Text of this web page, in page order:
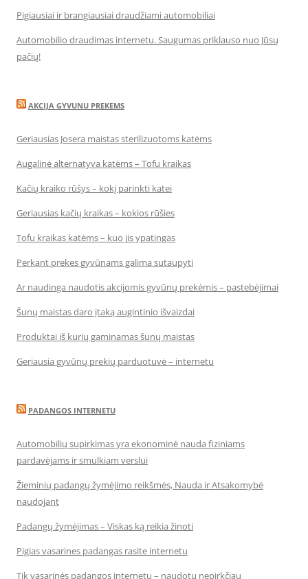
Pigiausiai ir brangiausiai draudžiami automobiliai
Automobilio draudimas internetu. Saugumas priklauso nuo Jūsų
pačių!
AKCIJA GYVUNU PREKEMS
Geriausias Josera maistas sterilizuotoms katėms
Augalinė alternatyva katėms – Tofu kraikas
Kačių kraiko rūšys – kokį parinkti katei
Geriausias kačių kraikas – kokios rūšies
Tofu kraikas katėms – kuo jis ypatingas
Perkant prekes gyvūnams galima sutaupyti
Ar naudinga naudotis akcijomis gyvūnų prekėmis – pastebėjimai
Šunų maistas daro įtaką augintinio išvaizdai
Produktai iš kurių gaminamas šunų maistas
Geriausia gyvūnų prekių parduotuvė – internetu
PADANGOS INTERNETU
Automobilių supirkimas yra ekonominė nauda fiziniams
pardavėjams ir smulkiam verslui
Žieminių padangų žymėjimo reikšmės, Nauda ir Atsakomybė
naudojant
Padangų žymėjimas – Viskas ką reikia žinoti
Pigias vasarines padangas rasite internetu
Tik vasarinės padangos internetu – naudotų nepirkčiau